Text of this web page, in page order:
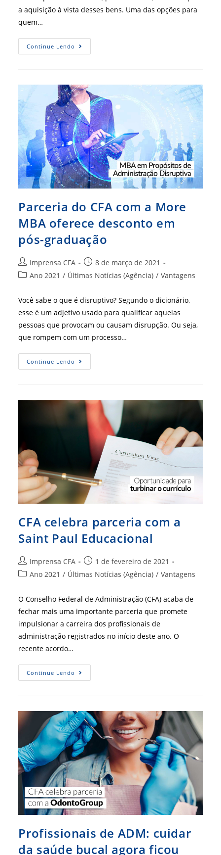
a aquisição à vista desses bens. Uma das opções para
quem…
Continue Lendo Chegou
A
Seu
Carro
Ou
A
Sua
Casa
Própria
Parceria do CFA com a More
MBA oferece desconto em
pós-graduação
Autor
do
Imprensa CFA
Post
publicado:
8 de março de 2021
Categoria
post:
Ano 2021 / Últimas Notícias (Agência) / Vantagens
Você sabe o que é disruptivo? Segundo o dicionário,
esse é um adjetivo usado para qualificar aquelas
pessoas que provocam ou causam disrupção. Ou seja,
que rompem com um processo…
Continue Lendo Parceria
Do
MBA
Oferece
Desconto
Em
Pós-
Graduação
CFA celebra parceria com a
Saint Paul Educacional
Autor
do
Imprensa CFA
Post
publicado:
1 de fevereiro de 2021
Categoria
post:
Ano 2021 / Últimas Notícias (Agência) / Vantagens
O Conselho Federal de Administração (CFA) acaba de
fechar mais uma importante parceria que promete
impulsionar a carreira dos profissionais de
administração registrados no início deste ano. O
recente acordo…
Continue Lendo CFA
Celebra
Paul
Educacional
Profissionais de ADM: cuidar
da saúde bucal agora ficou